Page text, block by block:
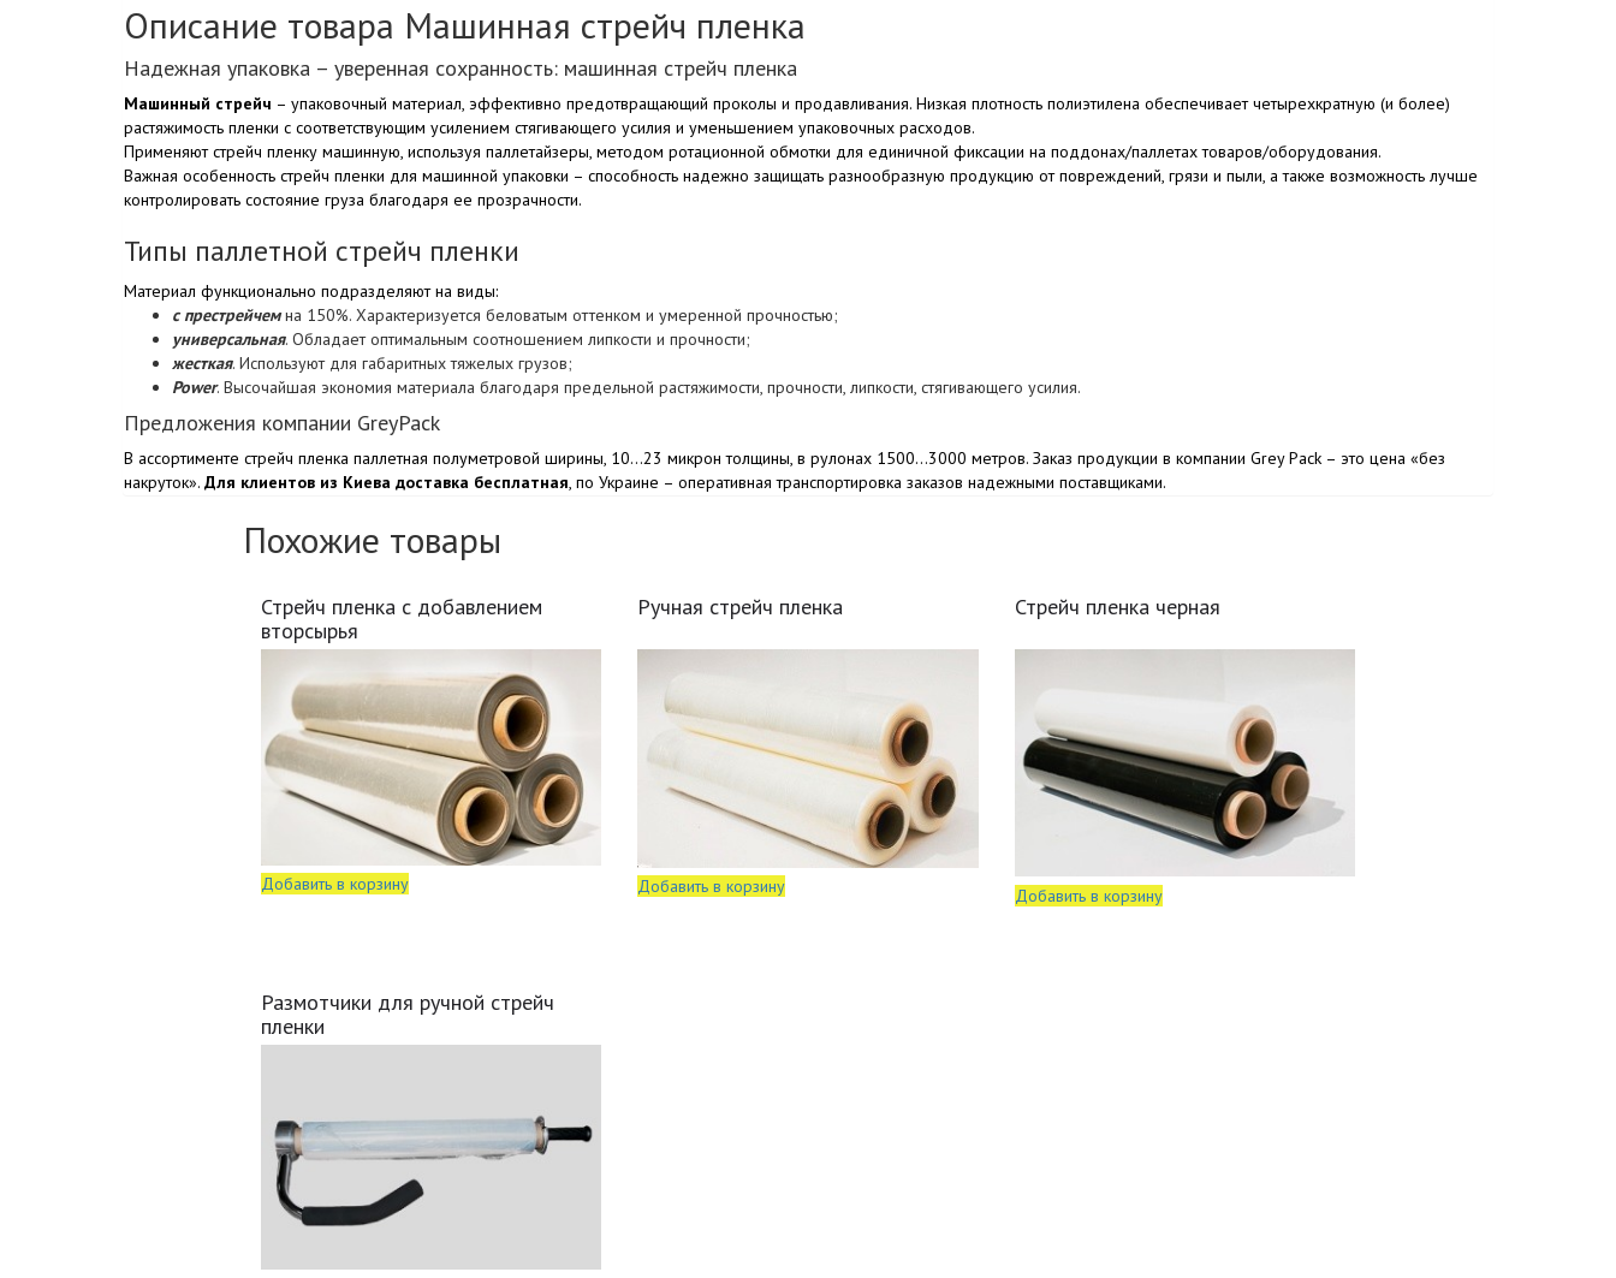
Описание товара Машинная стрейч пленка
Надежная упаковка – уверенная сохранность: машинная стрейч пленка
Машинный стрейч – упаковочный материал, эффективно предотвращающий проколы и продавливания. Низкая плотность полиэтилена обеспечивает четырехкратную (и более)
растяжимость пленки с соответствующим усилением стягивающего усилия и уменьшением упаковочных расходов.
Применяют стрейч пленку машинную, используя паллетайзеры, методом ротационной обмотки для единичной фиксации на поддонах/паллетах товаров/оборудования.
Важная особенность стрейч пленки для машинной упаковки – способность надежно защищать разнообразную продукцию от повреждений, грязи и пыли, а также возможность лучше
контролировать состояние груза благодаря ее прозрачности.
Типы паллетной стрейч пленки
Материал функционально подразделяют на виды:
с престрейчемна 150%. Характеризуется беловатым оттенком и умеренной прочностью;
универсальная. Обладает оптимальным соотношением липкости и прочности;
жесткая. Используют для габаритных тяжелых грузов;
Power. Высочайшая экономия материала благодаря предельной растяжимости, прочности, липкости, стягивающего усилия.
Предложения компании GreyPack
В ассортименте стрейч пленка паллетная полуметровой ширины, 10…23 микрон толщины, в рулонах 1500…3000 метров. Заказ продукции в компании Grey Pack – это цена «без
накруток». Для клиентов из Киева доставка бесплатная, по Украине – оперативная транспортировка заказов надежными поставщиками.
Похожие товары
Стрейч пленка с добавлением
вторсырья
Добавить в корзину
Ручная стрейч пленка
Добавить в корзину
Стрейч пленка черная
Добавить в корзину
Размотчики для ручной стрейч
пленки